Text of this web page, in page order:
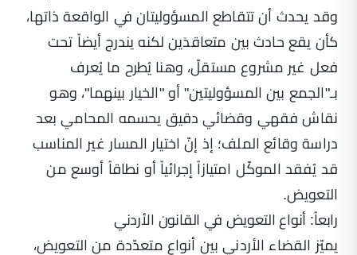
وقد يحدث أن تتقاطع المسؤوليتان في الواقعة ذاتها،
كأن يقع حادث بين متعاقدَين لكنه يندرج أيضاً تحت
فعل غير مشروع مستقلّ، وهنا يُطرح ما يُعرف
بـ"الجمع بين المسؤوليتين" أو "الخيار بينهما"، وهو
نقاش فقهي وقضائي دقيق يحسمه المحامي بعد
دراسة وقائع الملف؛ إذ إنّ اختيار المسار غير المناسب
قد يُفقد الموكّل امتيازاً إجرائياً أو نطاقاً أوسع من
التعويض.
رابعاً: أنواع التعويض في القانون الأردني
يميّز القضاء الأردني بين أنواع متعدّدة من التعويض،